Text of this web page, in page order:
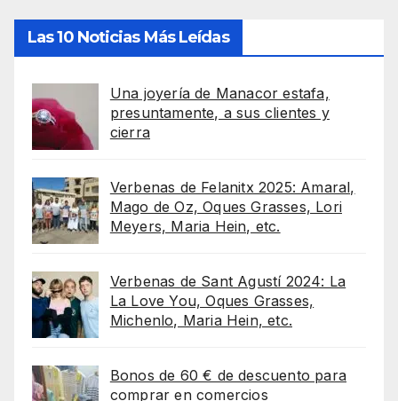
Las 10 Noticias Más Leídas
Una joyería de Manacor estafa,
presuntamente, a sus clientes y
cierra
Verbenas de Felanitx 2025: Amaral,
Mago de Oz, Oques Grasses, Lori
Meyers, Maria Hein, etc.
Verbenas de Sant Agustí 2024: La
La Love You, Oques Grasses,
Michenlo, Maria Hein, etc.
Bonos de 60 € de descuento para
comprar en comercios